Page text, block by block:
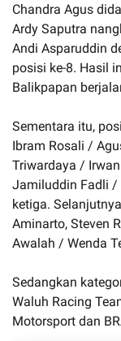
Chandra Agus
Ardy Saputra
Andi Asparuddin
posisi ke-8. Hasil
Balikpapan
Sementara itu,
Ibram Rosali /
Triwardaya /
Jamiluddin Fadli /
ketiga.
Aminarto, Steven
Awalah / Wenda
Sedangkan
Waluh Racing
Motorsport dan